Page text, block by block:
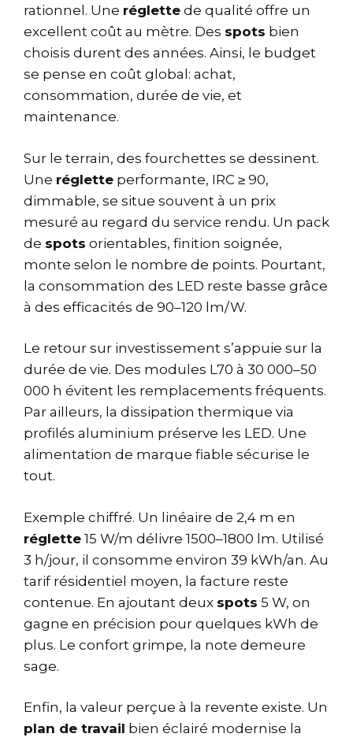
rationnel. Une réglette de qualité offre un
excellent coût au mètre. Des spots bien
choisis durent des années. Ainsi, le budget
se pense en coût global: achat,
consommation, durée de vie, et
maintenance.
Sur le terrain, des fourchettes se dessinent.
Une réglette performante, IRC ≥ 90,
dimmable, se situe souvent à un prix
mesuré au regard du service rendu. Un pack
de spots orientables, finition soignée,
monte selon le nombre de points. Pourtant,
la consommation des LED reste basse grâce
à des efficacités de 90–120 lm/W.
Le retour sur investissement s’appuie sur la
durée de vie. Des modules L70 à 30 000–50
000 h évitent les remplacements fréquents.
Par ailleurs, la dissipation thermique via
profilés aluminium préserve les LED. Une
alimentation de marque fiable sécurise le
tout.
Exemple chiffré. Un linéaire de 2,4 m en
réglette 15 W/m délivre 1500–1800 lm. Utilisé
3 h/jour, il consomme environ 39 kWh/an. Au
tarif résidentiel moyen, la facture reste
contenue. En ajoutant deux spots 5 W, on
gagne en précision pour quelques kWh de
plus. Le confort grimpe, la note demeure
sage.
Enfin, la valeur perçue à la revente existe. Un
plan de travail bien éclairé modernise la